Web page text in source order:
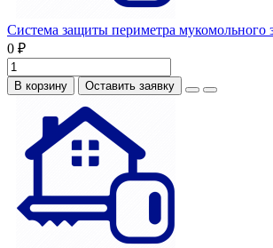
Система защиты периметра мукомольного
0 ₽
В корзину Оставить заявку